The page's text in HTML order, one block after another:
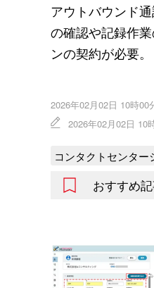
アウトバウンド
の確認や記録作
ンの契約が必要。
2026年02月02日 10時00
2026年02月02日 10
コンタクトセンター
おすすめ